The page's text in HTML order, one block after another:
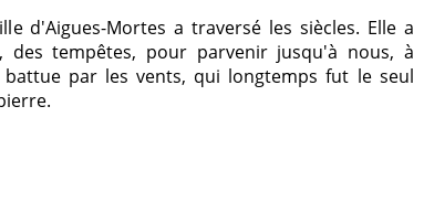
d'Aigues-Mortes a traversé les siècles. Elle a
des tempêtes, pour parvenir jusqu'à nous, à
par les vents, qui longtemps fut le seul